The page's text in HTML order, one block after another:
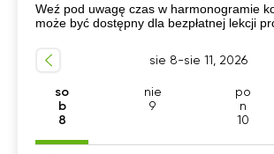
C1-C2 Przygotowanie do matury
Szkola średnia (profil rozszerzony)
Konkurs przedmiotowy Konkurs
Weź pod uwagę czas w harmonogramie
może być dostępny dla bezpłatnej lekcji
sie 8-sie 11, 2026
so
b
8
nie
9
po
n
10